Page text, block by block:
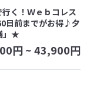
く！Ｗｅｂコレス
日前までがお得♪夕
」★
円 ~43,900円